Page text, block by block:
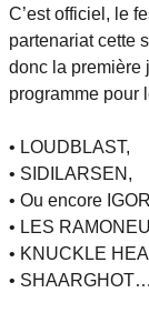
C’est officiel, le
partenariat cette
donc la première
programme pour
• LOUDBLAST,
• SIDILARSEN,
• Ou encore
• LES
• KNUCKLE
•